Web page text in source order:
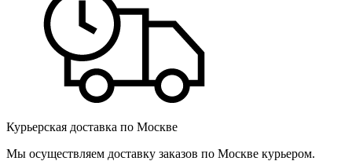
Курьерская доставка по Москве
Мы осуществляем доставку заказов по Москве курьером.